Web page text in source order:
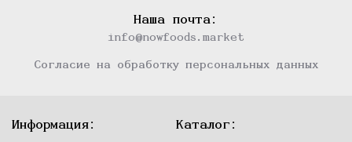
Наша почта:
info@nowfoods.market
Согласие на обработку персональных данных
Информация: Каталог: